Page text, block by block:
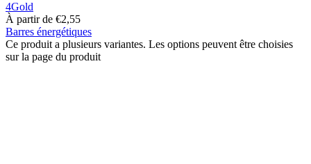
4Gold
À partir de €2,55
Barres énergétiques
Ce produit a plusieurs variantes. Les options peuvent être choisies
sur la page du produit